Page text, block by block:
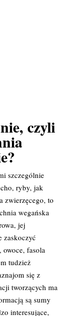
czyli
szczególnie
ryby, jak
zwierzęcego, to
wegańska
jej
zaskoczyć
fasola
tudzież
się z
tworzących ma
są sumy
interesujące,